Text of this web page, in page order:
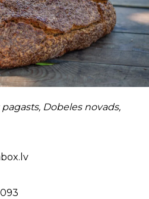
Dobeles novads,